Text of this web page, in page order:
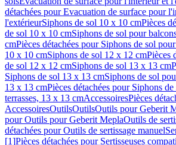
détachées pour Evacuation de surface pour
l'extérieurSiphons de sol 10 x 10 cmPièces
de sol 10 x 10 cmSiphons de sol pour
cmPièces détachées pour Siphons de sol
10 x 10 cmSiphons de sol 12 x 12 cmPièces
de sol 12 x 12 cmSiphons de sol 13 x 13 cm
Siphons de sol 13 x 13 cmSiphons de sol
13 x 13 cmPièces détachées pour Siphons
terrasses, 13 x 13 cmAccessoiresPièces
AccessoiresOutilsOutilsOutils pour Geberit
pour Outils pour Geberit MeplaOutils de
détachées pour Outils de sertissage manuel
[1]Pièces détachées pour Sertisseuses